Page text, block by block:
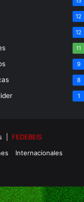
12
12
11
9
8
1
| FEDEBEIS
Internacionales